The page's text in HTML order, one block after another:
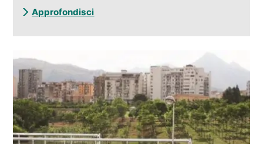
Approfondisci